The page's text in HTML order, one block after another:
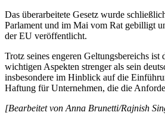
Das überarbeitete Gesetz wurde
Parlament und im Mai vom Rat gebilligt
der EU veröffentlicht.
Trotz seines engeren Geltungsbereichs ist
wichtigen Aspekten strenger als sein
insbesondere im Hinblick auf die
Haftung für Unternehmen, die die
[Bearbeitet von Anna Brunetti/Rajnish